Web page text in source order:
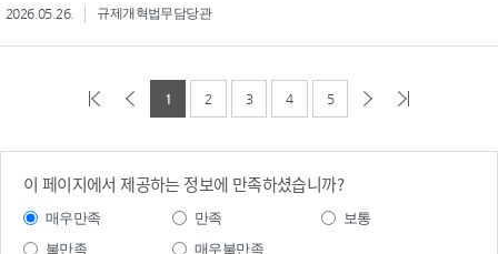
2026.05.26. 규제개혁법무담당관
1 2 3 4 5
이 페이지에서 제공하는 정보에 만족하셨습니까?
매우만족 만족
보통
불만족
매우불만족